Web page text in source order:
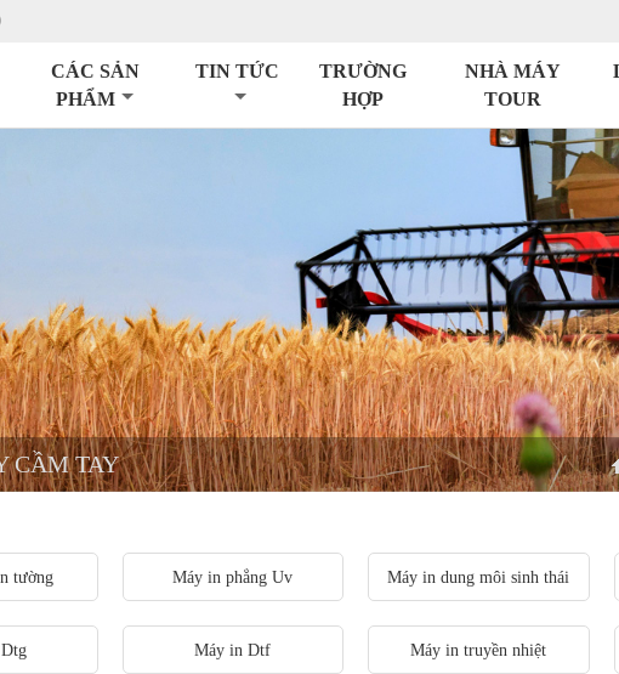
CÁC SẢN
PHẨM
TIN TỨC
TRƯỜNG
HỢP
NHÀ MÁY
TOUR
CẦM TAY
tường Máy in phẳng Uv Máy in dung môi sinh thái
Máy in Dtf Máy in truyền nhiệt